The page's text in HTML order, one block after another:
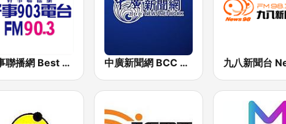
好事聯播網 Best Radio FM90.3 中廣新聞網 BCC News Radio